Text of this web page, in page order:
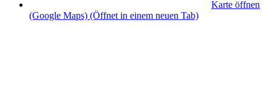
Karte öffnen
(Google Maps) (Öffnet in einem neuen Tab)